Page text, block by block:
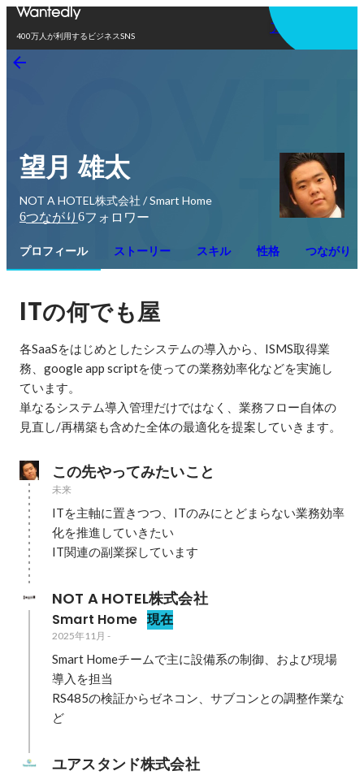
400万人が利用するビジネスSNS
アプリを使う
望月 雄太
NOT A HOTEL株式会社 / Smart Home
6つながり 6フォロワー
プロフィール ストーリー スキル 性格 つながり
ITの何でも屋
各SaaSをはじめとしたシステムの導入から、ISMS取得業
務、google app scriptを使っての業務効率化などを実施し
ています。
単なるシステム導入管理だけではなく、業務フロー自体の
見直し/再構築も含めた全体の最適化を提案していきます。
この先やってみたいこと
未来
ITを主軸に置きつつ、ITのみにとどまらない業務効率
化を推進していきたい
NOT A HOTEL株式会社
Smart Home 現在
2025年11月 -
Smart Homeチームで主に設備系の制御、および現場
導入を担当
RS485の検証からゼネコン、サブコンとの調整作業な
ど
ユアスタンド株式会社